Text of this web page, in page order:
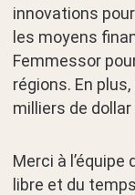
innovations
les moyens
Femmessor
régions. En
milliers de
Merci à l’équipe
libre et du